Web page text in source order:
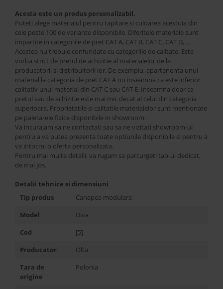
Acesta este un produs personalizabil.
Puteti alege materialul pentru tapitare si culoarea acestuia din
cele peste 100 de variante disponibile. Diferitele materiale sunt
impartite in categoriile de pret CAT A, CAT B, CAT C, CAT D, ...
Acestea nu trebuie confundate cu categoriile de calitate. Este
vorba strict de pretul de achizitie al materialelor de la
producatorii si distribuitorii lor. De exemplu, apartenenta unui
material la categoria de pret CAT A nu inseamna ca este inferior
calitativ unui material din CAT C sau CAT E. Inseamna doar ca
pretul sau de achizitie este mai mic decat al celui din categoria
superioara. Proprietatile si calitatile materialelor sunt mentionate
pe paletarele fizice disponibile in showroom.
Va incurajam sa ne contactati sau sa ne vizitati showroom-ul
pentru a va putea prezenta toate optiunile disponibile si pentru a
va intocmi o oferta personalizata.
Pentru mai multe detalii, va rugam sa parcurgeti tab-ul dedicat,
de mai jos.
Detalii tehnice si dimensiuni
Tip produs
Canapea modulara
Model
Diva
Cod
[5]
Producator
Olta
Tara de
origine
Polonia